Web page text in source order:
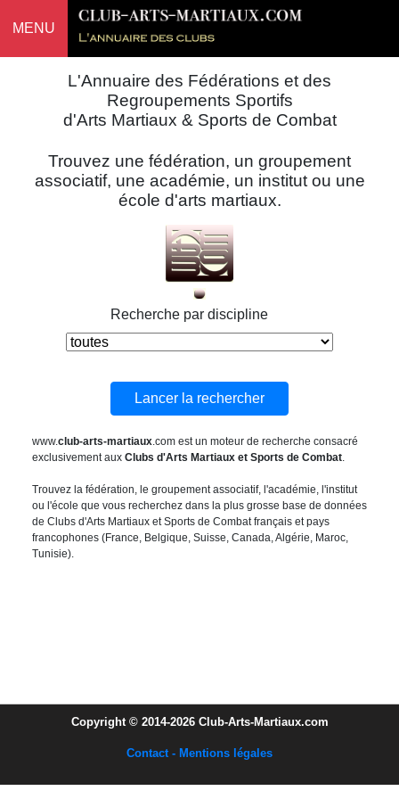
MENU
L'Annuaire des Fédérations et des
Regroupements Sportifs
d'Arts Martiaux & Sports de Combat
Trouvez une fédération, un groupement
associatif, une académie, un institut ou une
école d'arts martiaux.
Recherche par discipline
www.club-arts-martiaux.com est un moteur de recherche consacré
exclusivement aux Clubs d'Arts Martiaux et Sports de Combat.
Trouvez la fédération, le groupement associatif, l'académie, l'institut
ou l'école que vous recherchez dans la plus grosse base de données
de Clubs d'Arts Martiaux et Sports de Combat français et pays
francophones (France, Belgique, Suisse, Canada, Algérie, Maroc,
Tunisie).
Copyright © 2014-2026 Club-Arts-Martiaux.com
Contact - Mentions légales